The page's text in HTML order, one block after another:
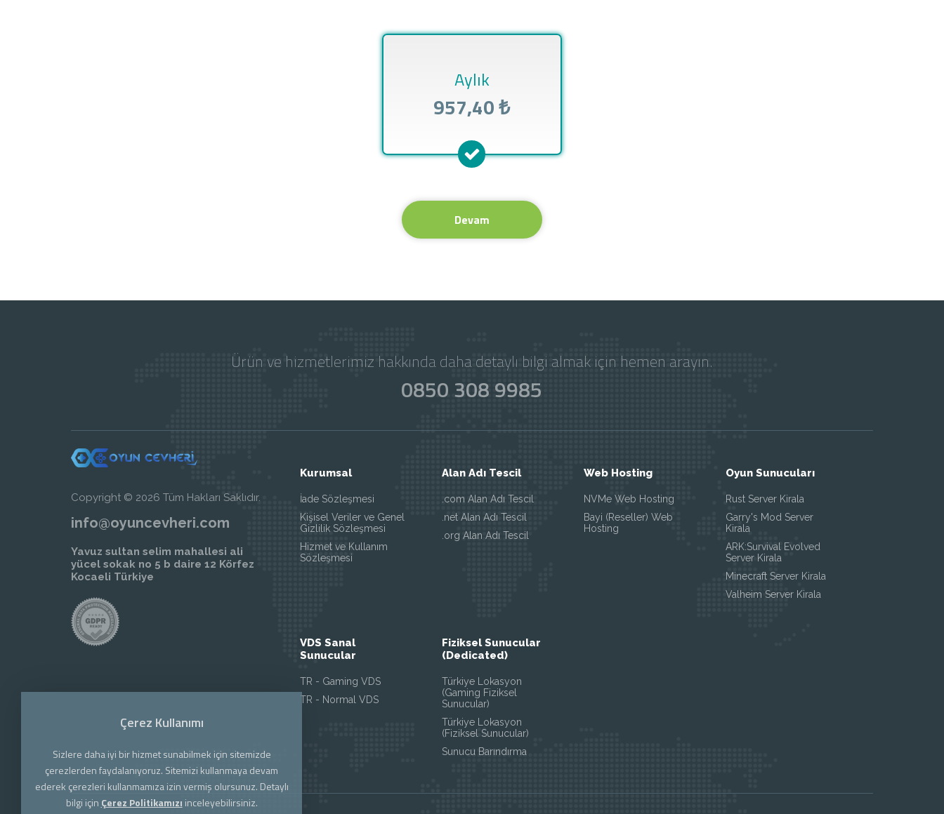
Aylık
957,40 ₺
Devam
Ürün ve hizmetlerimiz hakkında daha detaylı bilgi almak için hemen arayın.
0850 308 9985
Copyright © 2026 Tüm Hakları Saklıdır.
info@oyuncevheri.com
Yavuz sultan selim mahallesi ali
yücel sokak no 5 b daire 12 Körfez
Kocaeli Türkiye
Kurumsal
İade Sözleşmesi
Kişisel Veriler ve Genel
Gizlilik Sözleşmesi
Hizmet ve Kullanım
Sözleşmesi
Alan Adı Tescil
.com Alan Adı Tescil
.net Alan Adı Tescil
.org Alan Adı Tescil
Web Hosting
NVMe Web Hosting
Bayi (Reseller) Web
Hosting
Oyun Sunucuları
Rust Server Kirala
Garry's Mod Server
Kirala
ARK:Survival Evolved
Server Kirala
Minecraft Server Kirala
Valheim Server Kirala
VDS Sanal
Sunucular
TR - Gaming VDS
TR - Normal VDS
Fiziksel Sunucular
(Dedicated)
Türkiye Lokasyon
(Gaming Fiziksel
Sunucular)
Türkiye Lokasyon
(Fiziksel Sunucular)
Sunucu Barındırma
Çerez Kullanımı
Sizlere daha iyi bir hizmet sunabilmek için sitemizde
çerezlerden faydalanıyoruz. Sitemizi kullanmaya devam
ederek çerezleri kullanmamıza izin vermiş olursunuz. Detaylı
bilgi için Çerez Politikamızı inceleyebilirsiniz.